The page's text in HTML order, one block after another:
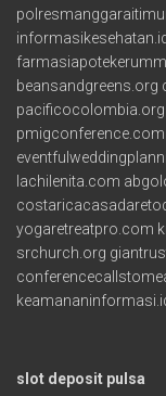
beansandgreens.org
pacificocolombia.org
pmigconference.com
lachilenita.com
yogaretreatpro.com
srchurch.org
slot deposit pulsa